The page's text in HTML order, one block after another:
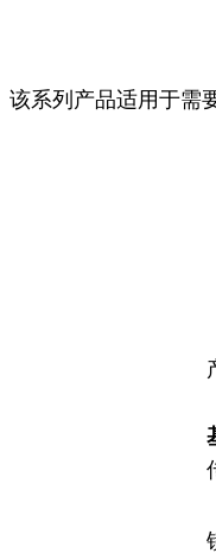
该系列产品适用于需